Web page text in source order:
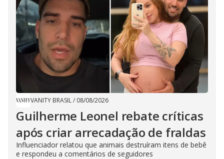
VANITY BRASIL/ 08/08/2026
Guilherme Leonel rebate críticas
após criar arrecadação de fraldas
Influenciador relatou que animais destruíram itens de bebê
e respondeu a comentários de seguidores